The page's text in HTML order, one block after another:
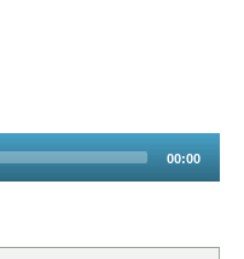
00:00